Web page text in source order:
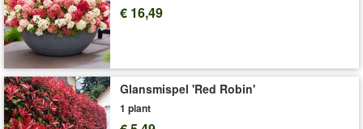
€ 16,49
Glansmispel 'Red Robin'
1 plant